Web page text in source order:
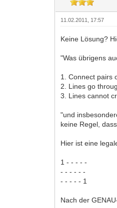
11.02.2011, 17:57
Keine Lösung?
"Was übrigens
1. Connect pairs
2. Lines go
3. Lines cannot
"und
keine Regel,
Hier ist eine
1 - - - - -
- - - - - -
- - - - - 1
Nach der